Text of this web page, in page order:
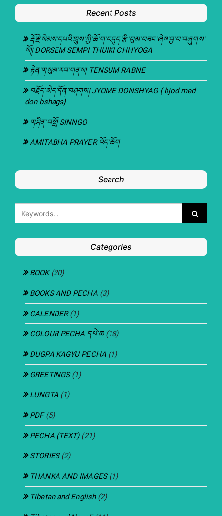
Recent Posts
རྡོ་རྗེ་སེམས་དཔའི་ཁྲུས་ཀྱི་ཆོ་ག་བདུད་རྩི་བུམ་བཟང་ཞེས་བྱ་བ་བཞུགས་
སོ།། DORSEM SEMPI THUIKI CHHYOGA
རྟེན་གསུམ་རབ་གནས། TENSUM RABNE
བརྗོད་མེད་དོན་བཤགས། JYOME DONSHYAG { bjod med
don bshags}
གཤིན་བསྔོ། SINNGO
AMITABHA PRAYER འོད་ཆོག
Search
Categories
BOOK(20)
BOOKS AND PECHA(3)
CALENDER(1)
COLOUR PECHA དཔེ་ཆ(18)
DUGPA KAGYU PECHA(1)
GREETINGS(1)
LUNGTA(1)
PDF(5)
PECHA (TEXT)(21)
STORIES(2)
THANKA AND IMAGES(1)
Tibetan and English(2)